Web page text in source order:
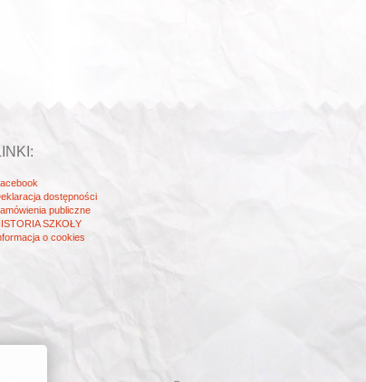
dostępności
publiczne
SZKOŁY
o cookies